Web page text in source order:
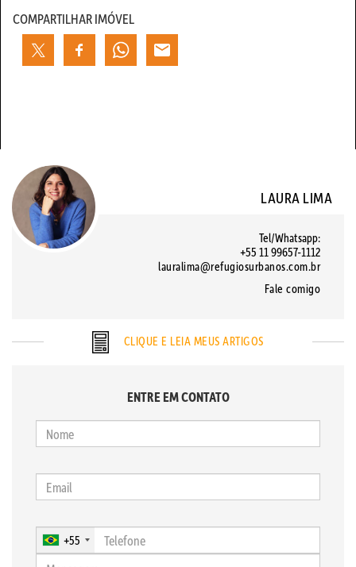
COMPARTILHAR IMÓVEL
LAURA LIMA
Tel/Whatsapp:
+55 11 99657-1112
lauralima@refugiosurbanos.com.br
Fale comigo
CLIQUE E LEIA MEUS ARTIGOS
ENTRE EM CONTATO
+55